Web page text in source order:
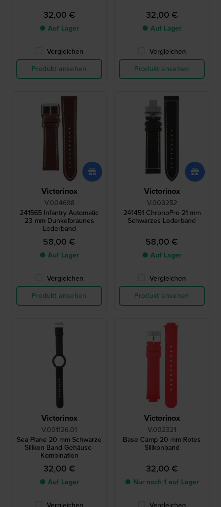
32,00 €
● Auf Lager
Vergleichen
Produkt ansehen
32,00 €
● Auf Lager
Vergleichen
Produkt ansehen
Victorinox
V.004698
241565 Infantry Automatic
23 mm Dunkelbraunes
Lederband
58,00 €
● Auf Lager
Vergleichen
Produkt ansehen
Victorinox
V.003252
241451 ChronoPro 21 mm
Schwarzes Lederband
58,00 €
● Auf Lager
Vergleichen
Produkt ansehen
Victorinox
V.001126.01
Sea Plane 20 mm Schwarze
Silikon Band-Gehäuse-
Kombination
32,00 €
● Auf Lager
Victorinox
V.002321
Base Camp 20 mm Rotes
Silikonband
32,00 €
● Nur noch 1 auf Lager